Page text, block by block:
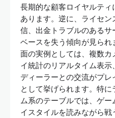
長期的な顧客ロイヤルテ
あります。逆に、ライセ
信、出金トラブルのある
ベースを失う傾向が見ら
面の実例としては、複数
イ統計のリアルタイム表
ディーラーとの交流がプ
として挙げられます。特
ム系のテーブルでは、ゲ
イスタイルを読みながら